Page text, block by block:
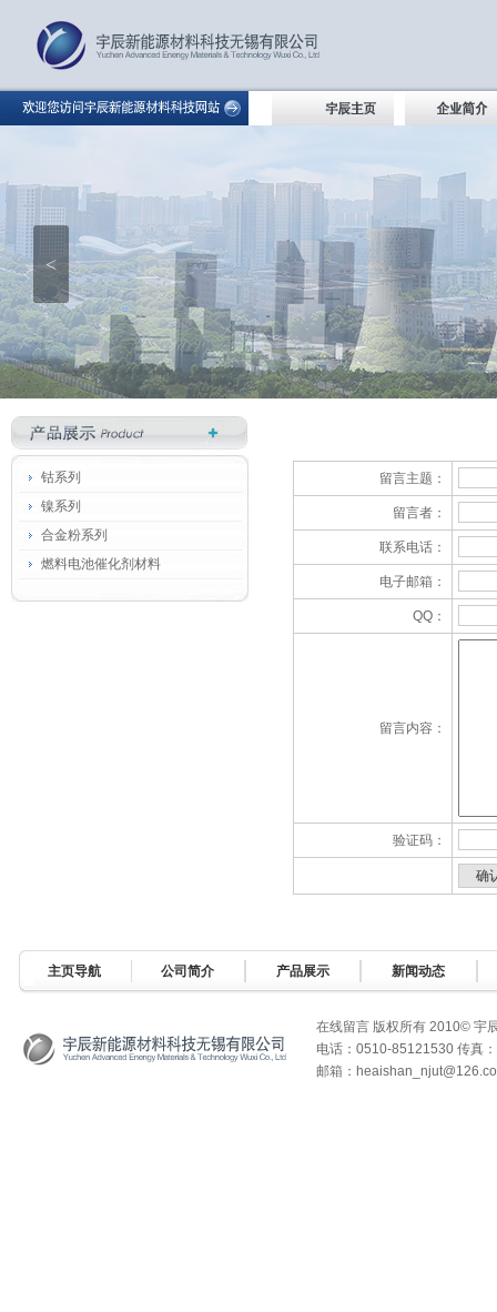
<
钴系列
镍系列
合金粉系列
燃料电池催化剂材料
留言主题：
留言者：
联系电话：
电子邮箱：
QQ：
留言内容：
验证码：
主页导航 公司简介 产品展示 新闻动态
在线留言 版权所有 2010© 宇
电话：0510-85121530 传真
邮箱：